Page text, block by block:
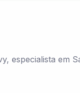
especialista em